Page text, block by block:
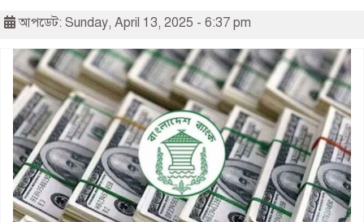
আপডেট: Sunday, April 13, 2025 - 6:37 pm